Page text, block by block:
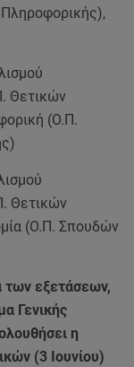
Θετικών
(Ο.Π.
Θετικών
(Ο.Π. Σπουδών
εξετάσεων,
Γενικής
η
(3 Ιουνίου)